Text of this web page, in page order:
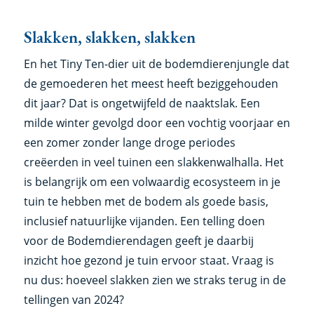
Slakken, slakken, slakken
En het Tiny Ten-dier uit de bodemdierenjungle dat
de gemoederen het meest heeft beziggehouden
dit jaar? Dat is ongetwijfeld de naaktslak. Een
milde winter gevolgd door een vochtig voorjaar en
een zomer zonder lange droge periodes
creëerden in veel tuinen een slakkenwalhalla. Het
is belangrijk om een volwaardig ecosysteem in je
tuin te hebben met de bodem als goede basis,
inclusief natuurlijke vijanden. Een telling doen
voor de Bodemdierendagen geeft je daarbij
inzicht hoe gezond je tuin ervoor staat. Vraag is
nu dus: hoeveel slakken zien we straks terug in de
tellingen van 2024?